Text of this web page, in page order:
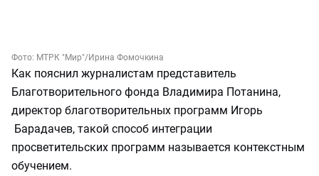
Фото: МТРК "Мир"/Ирина Фомочкина
Как пояснил журналистам представитель
Благотворительного фонда Владимира Потанина,
директор благотворительных программ Игорь
Барадачев, такой способ интеграции
просветительских программ называется контекстным
обучением.